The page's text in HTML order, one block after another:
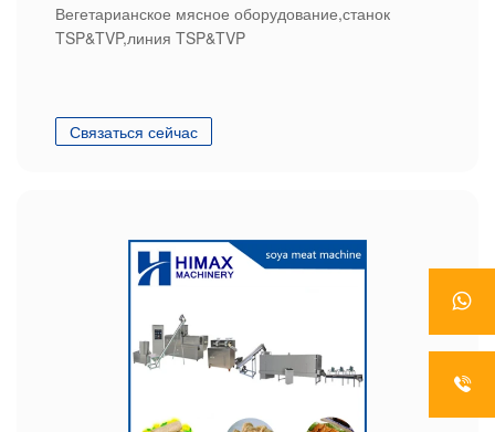
Вегетарианское мясное оборудование,станок
TSP&TVP,линия TSP&TVP
Связаться сейчас